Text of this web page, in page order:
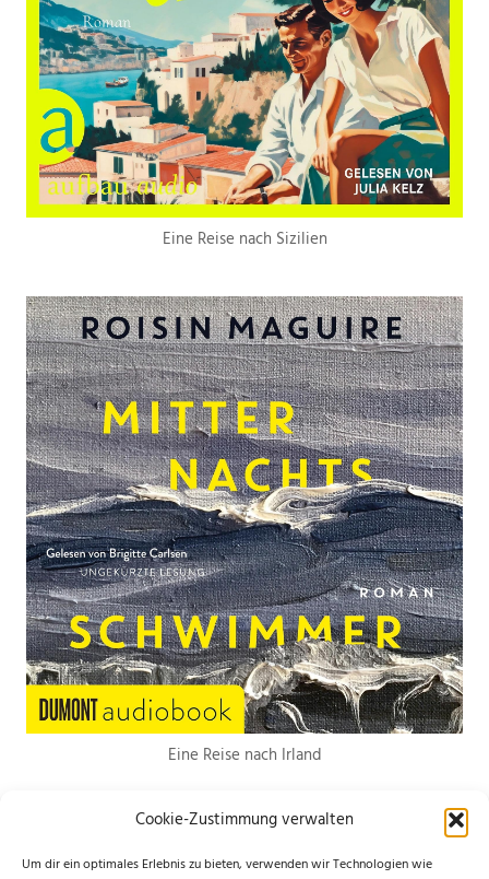
Cookie-Zustimmung verwalten
Um dir ein optimales Erlebnis zu bieten, verwenden wir Technologien wie
Eine Reise nach Sizilien
Eine Reise nach Irland